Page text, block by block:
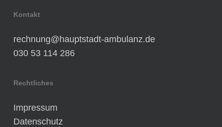
Kontakt
rechnung@hauptstadt-ambulanz.de
030 53 114 286
Rechtliches
Impressum
Datenschutz